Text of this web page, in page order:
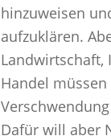
hinzuweisen
aufzuklären.
Landwirtschaft,
Handel
Dafür will aber